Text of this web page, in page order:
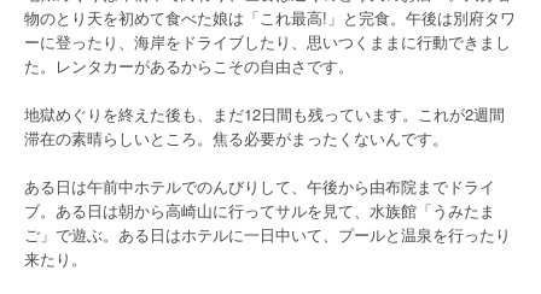
物のとり天を初めて食べた娘は「これ最高!」と完食。午後は別府タワ
ーに登ったり、海岸をドライブしたり、思いつくままに行動できまし
た。レンタカーがあるからこその自由さです。
地獄めぐりを終えた後も、まだ12日間も残っています。これが2週間
滞在の素晴らしいところ。焦る必要がまったくないんです。
ある日は午前中ホテルでのんびりして、午後から由布院までドライ
ブ。ある日は朝から高崎山に行ってサルを見て、水族館「うみたま
ご」で遊ぶ。ある日はホテルに一日中いて、プールと温泉を行ったり
来たり。